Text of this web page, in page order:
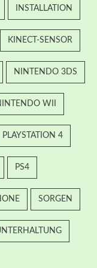
INSTALLATION
KINECT-SENSOR
NINTENDO 3DS
WII
PLAYSTATION 4
PS4
SORGEN